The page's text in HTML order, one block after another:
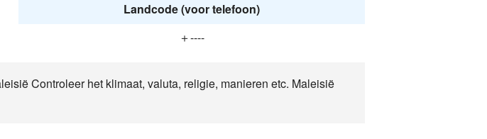
Landcode (voor telefoon)
＋----
Controleer het klimaat, valuta, religie, manieren etc. Maleisië